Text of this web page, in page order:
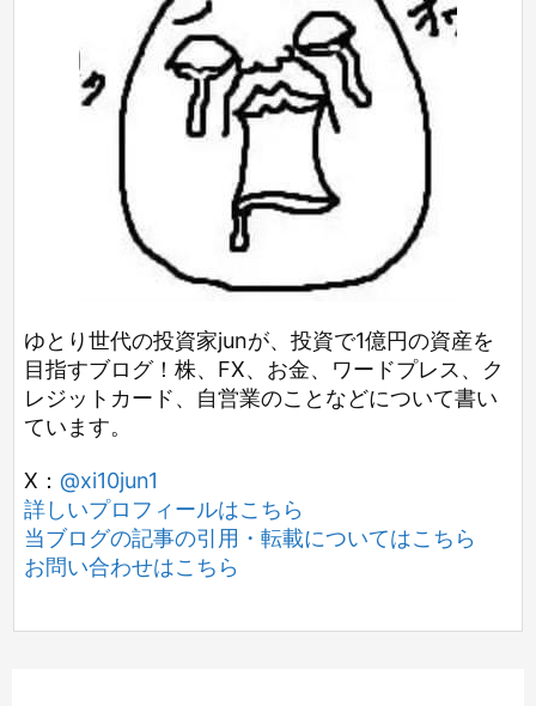
ゆとり世代の投資家junが、投資で1億円の資産を
目指すブログ！株、FX、お金、ワードプレス、ク
レジットカード、自営業のことなどについて書い
ています。
X： @xi10jun1
詳しいプロフィールはこちら
当ブログの記事の引用・転載についてはこちら
お問い合わせはこちら